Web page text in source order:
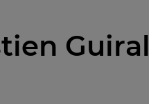
Guiral